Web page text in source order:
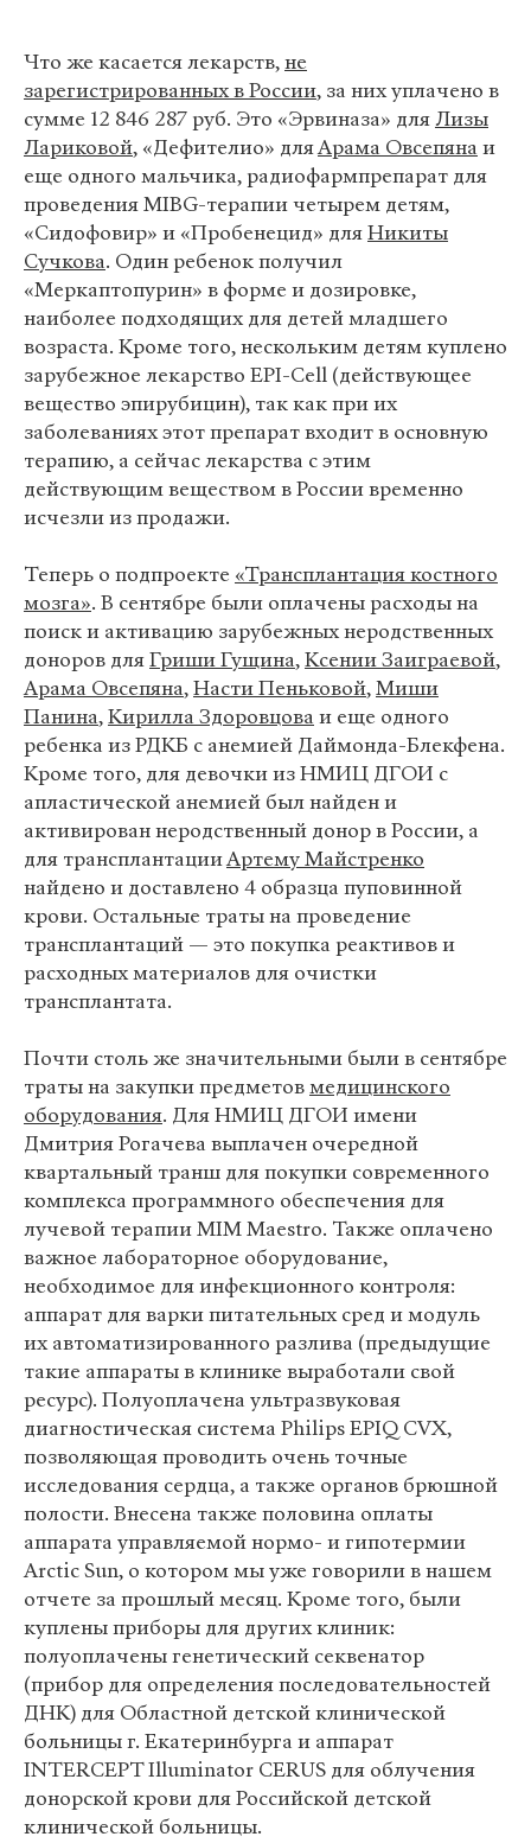
Что же касается лекарств,не
зарегистрированных в России, за них уплачено в
сумме 12 846 287 руб. Это «Эрвиназа» дляЛизы
Лариковой, «Дефителио» дляАрама Овсепяна и
еще одного мальчика, радиофармпрепарат для
проведения MIBG-терапии четырем детям,
«Сидофовир» и «Пробенецид» дляНикиты
Сучкова. Один ребенок получил
«Меркаптопурин» в форме и дозировке,
наиболее подходящих для детей младшего
возраста. Кроме того, нескольким детям куплено
зарубежное лекарство EPI-Cell (действующее
вещество эпирубицин), так как при их
заболеваниях этот препарат входит в основную
терапию, а сейчас лекарства с этим
действующим веществом в России временно
исчезли из продажи.
Теперь о подпроекте «Трансплантация костного
мозга». В сентябре были оплачены расходы на
поиск и активацию зарубежных неродственных
доноров дляГриши Гущина,Ксении Заиграевой,
Арама Овсепяна,Насти Пеньковой,Миши
Панина,Кирилла Здоровцова и еще одного
ребенка из РДКБ с анемией Даймонда-Блекфена.
Кроме того, для девочки из НМИЦ ДГОИ с
апластической анемией был найден и
активирован неродственный донор в России, а
для трансплантацииАртему Майстренко
найдено и доставлено 4 образца пуповинной
крови. Остальные траты на проведение
трансплантаций — это покупка реактивов и
расходных материалов для очистки
трансплантата.
Почти столь же значительными были в сентябре
траты на закупки предметовмедицинского
оборудования. Для НМИЦ ДГОИ имени
Дмитрия Рогачева выплачен очередной
квартальный транш для покупки современного
комплекса программного обеспечения для
лучевой терапии MIM Maestro. Также оплачено
важное лабораторное оборудование,
необходимое для инфекционного контроля:
аппарат для варки питательных сред и модуль
их автоматизированного разлива (предыдущие
такие аппараты в клинике выработали свой
ресурс). Полуоплачена ультразвуковая
диагностическая система Philips EPIQ CVX,
позволяющая проводить очень точные
исследования сердца, а также органов брюшной
полости. Внесена также половина оплаты
аппарата управляемой нормо- и гипотермии
Arctic Sun, о котором мы уже говорили в нашем
отчете за прошлый месяц. Кроме того, были
куплены приборы для других клиник:
полуоплачены генетический секвенатор
(прибор для определения последовательностей
ДНК) для Областной детской клинической
больницы г. Екатеринбурга и аппарат
INTERCEPT Illuminator CERUS для облучения
донорской крови для Российской детской
клинической больницы.